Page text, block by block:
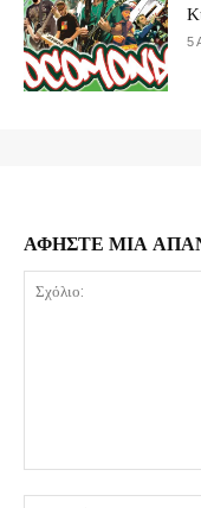
5
ΑΦΗΣΤΕ ΜΙΑ